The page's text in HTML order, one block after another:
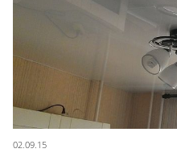
02.09.15